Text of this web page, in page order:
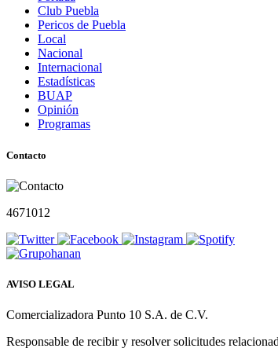
Club Puebla
Pericos de Puebla
Local
Nacional
Internacional
Estadísticas
BUAP
Opinión
Programas
Contacto
4671012
AVISO LEGAL
Comercializadora Punto 10 S.A. de C.V.
Responsable de recibir y resolver solicitudes